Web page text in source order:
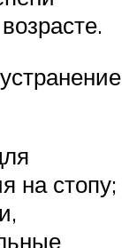
на стопу;